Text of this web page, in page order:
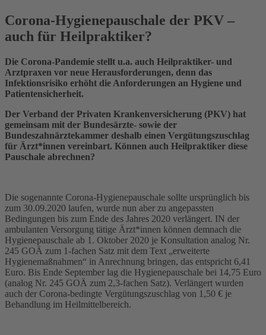
Corona-Hygienepauschale der PKV –
auch für Heilpraktiker?
Die Corona-Pandemie stellt u.a. auch Heilpraktiker- und
Arztpraxen vor neue Herausforderungen, denn das
Infektionsrisiko erhöht die Anforderungen an Hygiene und
Patientensicherheit.
Der Verband der Privaten Krankenversicherung (PKV) hat
gemeinsam mit der Bundesärzte- sowie der
Bundeszahnärztekammer deshalb einen Vergütungszuschlag
für Ärzt*innen vereinbart. Können auch Heilpraktiker diese
Pauschale abrechnen?
Die sogenannte Corona-Hygienepauschale sollte ursprünglich bis
zum 30.09.2020 laufen, wurde nun aber zu angepassten
Bedingungen bis zum Ende des Jahres 2020 verlängert. IN der
ambulanten Versorgung tätige Ärzt*innen können demnach die
Hygienepauschale ab 1. Oktober 2020 je Konsultation analog Nr.
245 GOÄ zum 1-fachen Satz mit dem Text „erweiterte
Hygienemaßnahmen“ in Anrechnung bringen, das entspricht 6,41
Euro. Bis Ende September lag die Hygienepauschale bei 14,75 Euro
(analog Nr. 245 GOÄ zum 2,3-fachen Satz). Verlängert wurden
auch der Corona-bedingte Vergütungszuschlag von 1,50 € je
Behandlung im Heilmittelbereich.